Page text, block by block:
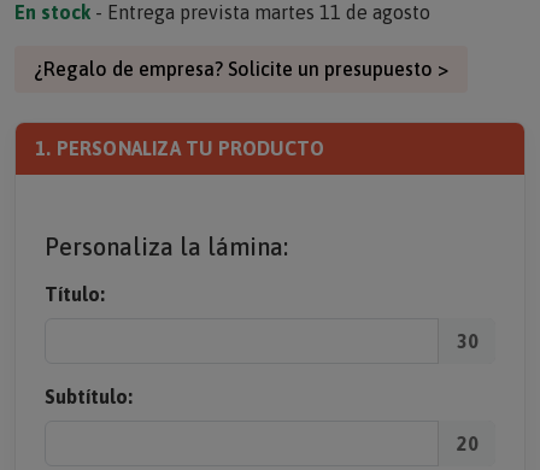
En stock - Entrega prevista martes 11 de agosto
¿Regalo de empresa? Solicite un presupuesto >
1. PERSONALIZA TU PRODUCTO
Personaliza la lámina:
Título:
30
Subtítulo:
20